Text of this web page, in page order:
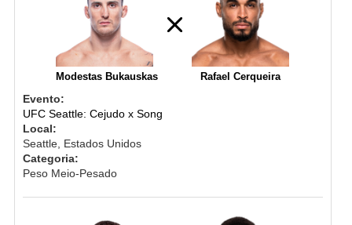
Modestas Bukauskas Rafael Cerqueira
Evento:
UFC Seattle: Cejudo x Song
Local:
Seattle, Estados Unidos
Categoria:
Peso Meio-Pesado